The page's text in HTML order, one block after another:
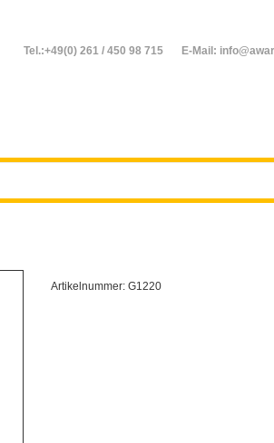
Tel.:+49(0) 261 / 450 98 715 E-Mail:
Artikelnummer: G1220